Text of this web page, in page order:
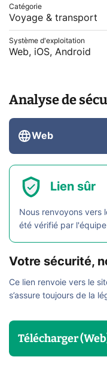
Catégorie
Voyage & transport
Système d'exploitation
Web, iOS, Android
Analyse de
Web
Lien sûr
Nous renvoyons vers
été vérifié par
Votre sécurité,
Ce lien renvoie vers le
s’assure toujours de la
Télécharger